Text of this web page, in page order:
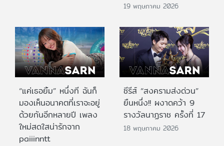
19 พฤษภาคม 2026
“แค่เธอยิ้ม” หนึ่งที ฉันก็
มองเห็นอนาคตที่เราจะอยู่
ด้วยกันอีกหลายปี เพลง
ใหม่สดใสน่ารักจาก
paiiinntt
ซีรีส์ “สงครามส่งด่วน”
ยืนหนึ่ง!! ผงาดคว้า 9
รางวัลนาฏราช ครั้งที่ 17
18 พฤษภาคม 2026